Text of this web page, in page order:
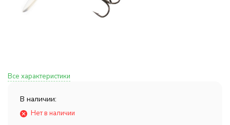
Все характеристики
В наличии:
Нет в наличии